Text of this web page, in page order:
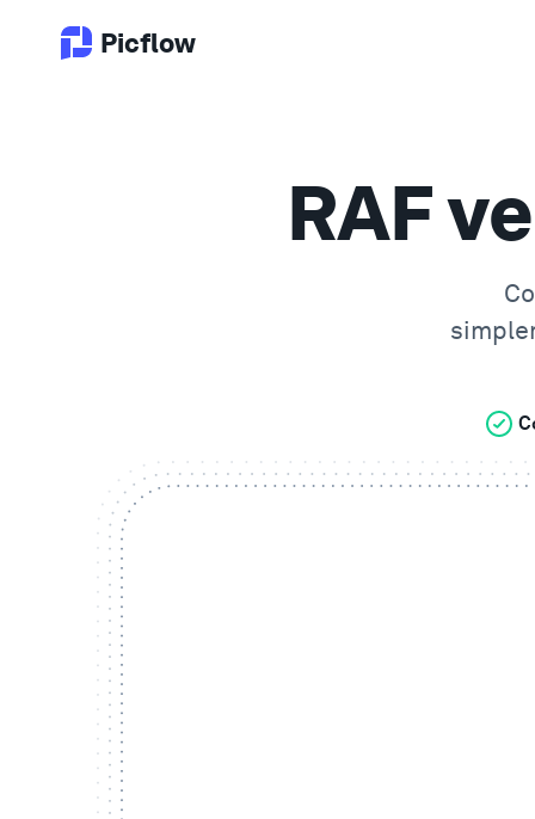
Picflow
RAF